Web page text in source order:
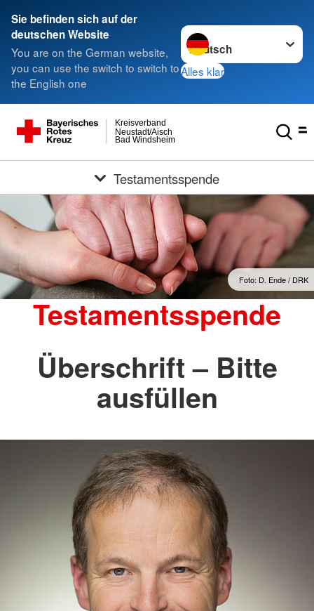
Sie befinden sich auf der
deutschen Website
You are on the German website,
you can use the switch to switch to
the English one
Sprache wechseln zu
Alles klar
Bad Windsheim
Neustadt/Aisch
Kreisverband
Testamentsspende
Foto: D. Ende / DRK
Testamentsspende
Überschrift – Bitte
ausfüllen